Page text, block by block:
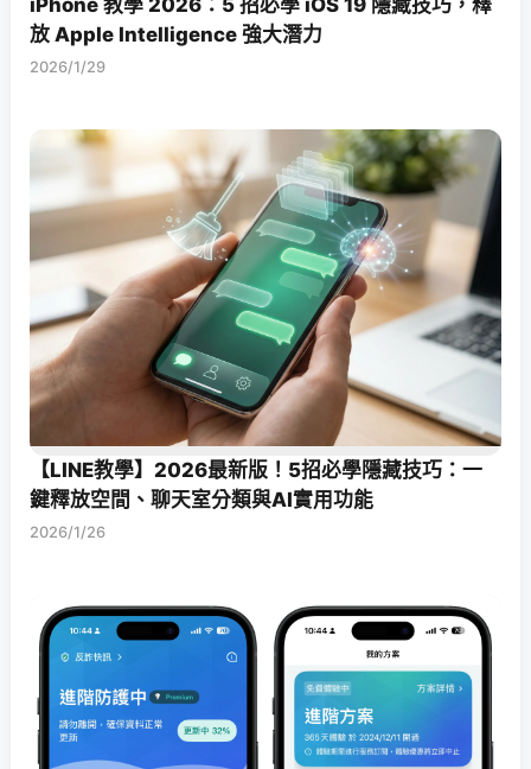
iPhone 教學 2026：5 招必學 iOS 19 隱藏技巧，釋
放 Apple Intelligence 強大潛力
2026/1/29
【LINE教學】2026最新版！5招必學隱藏技巧：一
鍵釋放空間、聊天室分類與AI實用功能
2026/1/26